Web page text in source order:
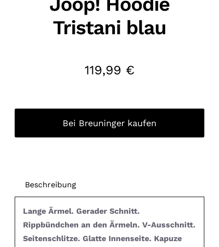
Tristani blau
119,99 €
Bei Breuninger kaufen
Beschreibung
Lange Ärmel. Gerader Schnitt.
Rippbündchen an den Ärmeln. V-Ausschnitt.
Seitenschlitze. Glatte Innenseite. Kapuze